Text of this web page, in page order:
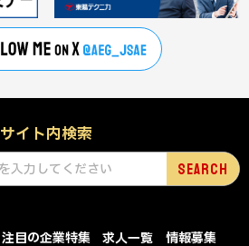
サイト内検索
注目の企業特集 求人一覧 情報募集